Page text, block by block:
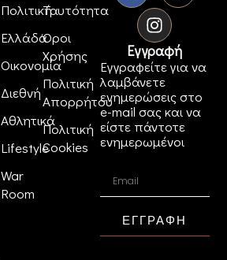
Πολιτική
Ελλάδα
Οικονομία
Διεθνή
Αθλητικά
Lifestyle
War
Room
Ταυτότητα
Όροι
Χρήσης
Πολιτική
Απορρήτου
Πολιτική
Cookies
Εγγραφή
Εγγραφείτε για να
λαμβάνετε
ενημερώσεις στο
e-mail σας και να
είστε πάντοτε
ενημερωμένοι
ΕΓΓΡΑΦΗ